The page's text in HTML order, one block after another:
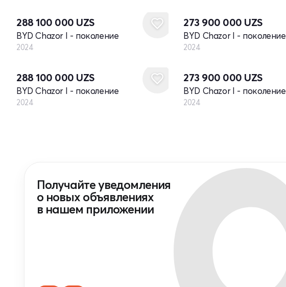
288 100 000 UZS
BYD Chazor I - поколение
2024
273 900 000 UZS
BYD Chazor I - поколение
2024
288 100 000 UZS
BYD Chazor I - поколение
2024
273 900 000 UZS
BYD Chazor I - поколение
2024
Получайте уведомления
о новых объявлениях
в нашем приложении